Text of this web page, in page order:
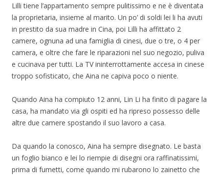
Lilli tiene l’appartamento sempre pulitissimo e ne è diventata
la proprietaria, insieme al marito. Un po’ di soldi lei li ha avuti
in prestito da sua madre in Cina, poi Lilli ha affittato 2
camere, ognuna ad una famiglia di cinesi, due o tre, o 4 per
camera, e oltre che fare le riparazioni nel suo negozio, puliva
e cucinava per tutti. La TV ininterrottamente accesa in cinese
troppo sofisticato, che Aina ne capiva poco o niente.
Quando Aina ha compiuto 12 anni, Lin Li ha finito di pagare la
casa, ha mandato via gli ospiti ed ha ripreso possesso delle
altre due camere spostando il suo lavoro a casa.
Da quando la conosco, Aina ha sempre disegnato. Le basta
un foglio bianco e lei lo riempie di disegni ora raffinatissimi,
prima di fumetti, come quando mi rubarono lo zainetto che